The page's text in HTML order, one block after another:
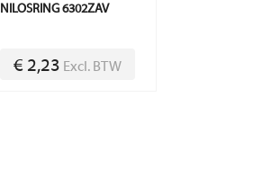
NILOSRING 6302ZAV
€ 2,23 Excl. BTW